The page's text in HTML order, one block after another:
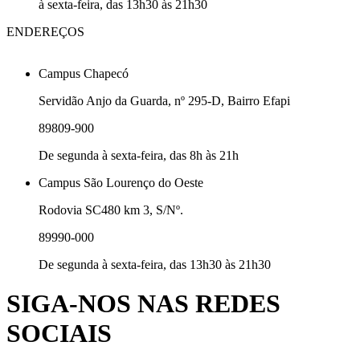
à sexta-feira, das 13h30 às 21h30
ENDEREÇOS
Campus Chapecó
Servidão Anjo da Guarda, nº 295-D, Bairro Efapi
89809-900
De segunda à sexta-feira, das 8h às 21h
Campus São Lourenço do Oeste
Rodovia SC480 km 3, S/Nº.
89990-000
De segunda à sexta-feira, das 13h30 às 21h30
SIGA-NOS NAS REDES
SOCIAIS